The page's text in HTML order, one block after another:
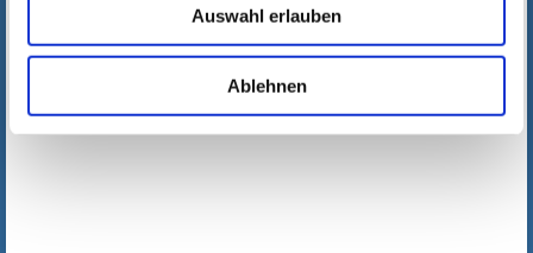
Auswahl erlauben
Ablehnen